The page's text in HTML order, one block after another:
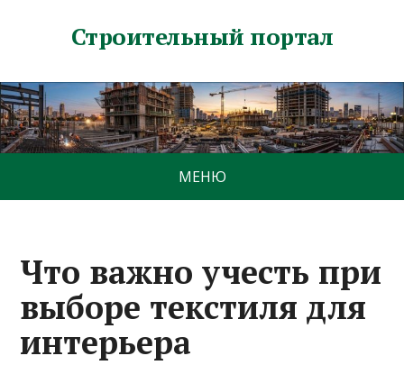
Строительный портал
МЕНЮ
Что важно учесть при
выборе текстиля для
интерьера